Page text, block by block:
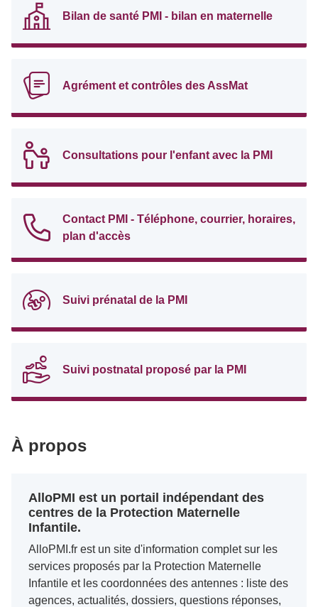
Bilan de santé PMI - bilan en maternelle
Agrément et contrôles des AssMat
Consultations pour l'enfant avec la PMI
Contact PMI - Téléphone, courrier, horaires,
plan d'accès
Suivi prénatal de la PMI
Suivi postnatal proposé par la PMI
À propos
AlloPMI est un portail indépendant des
centres de la Protection Maternelle
Infantile.
AlloPMI.fr est un site d'information complet sur les
services proposés par la Protection Maternelle
Infantile et les coordonnées des antennes : liste des
agences, actualités, dossiers, questions réponses,